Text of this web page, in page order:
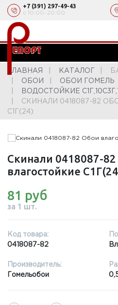
+7 (391) 297-49-43
с 10:00‒20:00
ГЛАВНАЯ КАТАЛОГ
ОБОИ
ОБОИ ГОМЕЛЬ
ВОДОСТОЙКИЕ
СКИНАЛИ 0418087-82
С1Г(24)
Скинали 0418087-
влагостойкие
81 руб
за 1 шт.
Код товара:
0418087-82
Производитель:
Гомельобои